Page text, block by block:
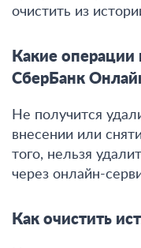
очистить из
Какие операции
СберБанк
Не получится
внесении или
того, нельзя
через онлайн-
Как очистить